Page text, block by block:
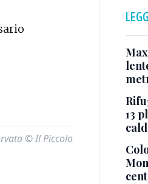
© Il Piccolo
13